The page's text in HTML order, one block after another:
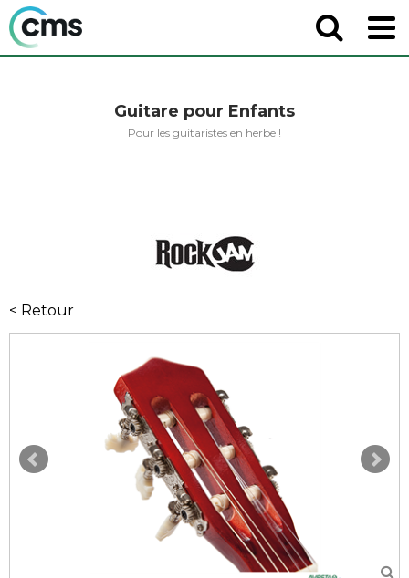
Guitare pour Enfants
Pour les guitaristes en herbe !
< Retour